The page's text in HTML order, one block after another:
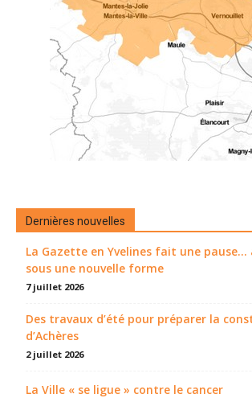
Dernières nouvelles
La Gazette en Yvelines fait une
sous une nouvelle forme
7 juillet 2026
Des travaux d’été pour préparer la
d’Achères
2 juillet 2026
La Ville « se ligue » contre le cancer